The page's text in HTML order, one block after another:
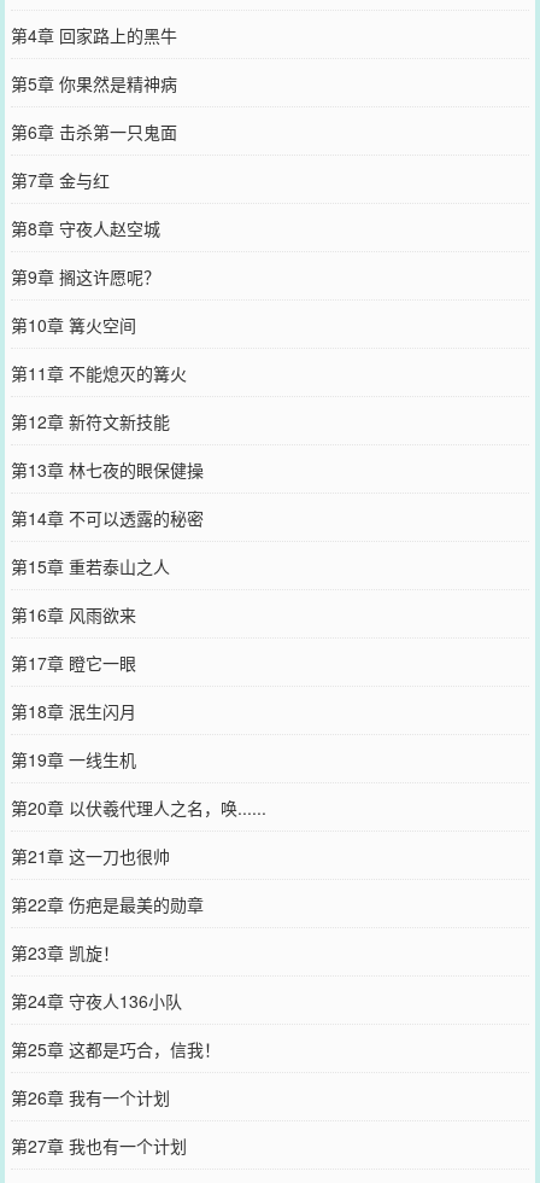
第4章 回家路上的黑牛
第5章 你果然是精神病
第6章 击杀第一只鬼面
第7章 金与红
第8章 守夜人赵空城
第9章 搁这许愿呢？
第10章 篝火空间
第11章 不能熄灭的篝火
第12章 新符文新技能
第13章 林七夜的眼保健操
第14章 不可以透露的秘密
第15章 重若泰山之人
第16章 风雨欲来
第17章 瞪它一眼
第18章 泯生闪月
第19章 一线生机
第20章 以伏羲代理人之名，唤......
第21章 这一刀也很帅
第22章 伤疤是最美的勋章
第23章 凯旋！
第24章 守夜人136小队
第25章 这都是巧合，信我！
第26章 我有一个计划
第27章 我也有一个计划